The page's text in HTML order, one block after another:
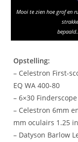
Mooi te zien hoe grof en
Opstelling:
– Celestron First-
EQ WA 400-80
– 6×30 Finderscope
– Celestron 6mm
mm oculairs 1.25
– Datyson Barlow